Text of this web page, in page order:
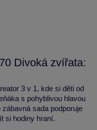
Divoká zvířata:
3 v 1, kde si děti od
s pohyblivou hlavou
sada podporuje
si hodiny hraní.